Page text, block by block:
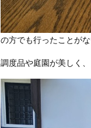
の方でも行ったことが
調度品や庭園が美しく